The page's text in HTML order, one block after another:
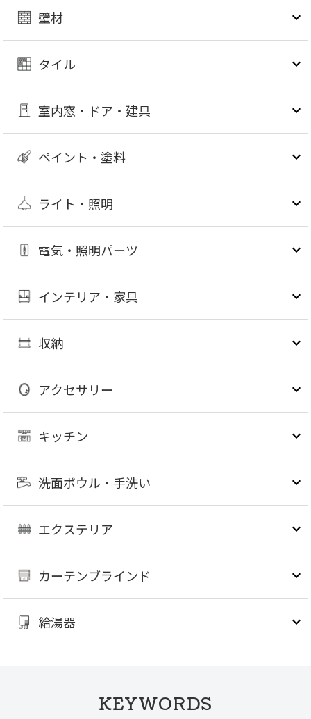
壁材
タイル
室内窓・ドア・建具
ペイント・塗料
ライト・照明
電気・照明パーツ
インテリア・家具
収納
アクセサリー
キッチン
洗面ボウル・手洗い
エクステリア
カーテンブラインド
給湯器
KEYWORDS